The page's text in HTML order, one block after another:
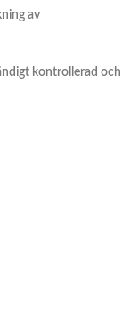
av
kontrollerad och